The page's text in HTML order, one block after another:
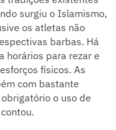
surgiu o Islamismo,
os atletas não
barbas. Há
horários para rezar e
físicos. As
com bastante
o uso de